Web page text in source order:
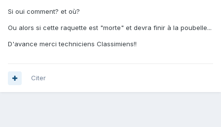
Si oui comment? et où?
Ou alors si cette raquette est "morte" et devra finir à la poubelle...
D'avance merci techniciens Classimiens!!
Citer